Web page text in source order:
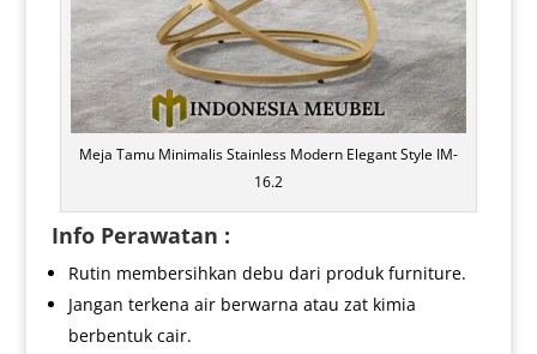
Meja Tamu Minimalis Stainless Modern Elegant Style IM-
16.2
Info Perawatan :
Rutin membersihkan debu dari produk furniture.
Jangan terkena air berwarna atau zat kimia
berbentuk cair.